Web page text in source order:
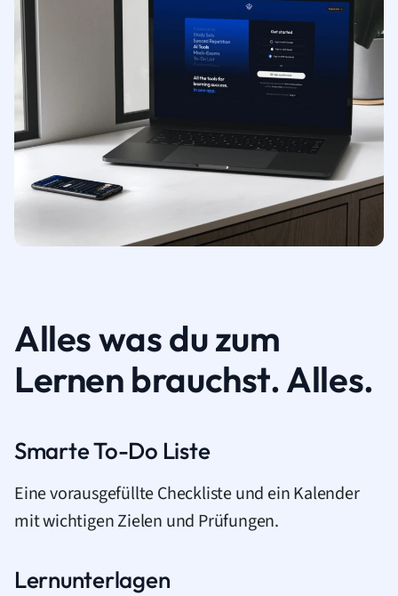
Alles was du zum
Lernen brauchst. Alles.
Smarte To-Do Liste
Eine vorausgefüllte Checkliste und ein Kalender
mit wichtigen Zielen und Prüfungen.
Lernunterlagen